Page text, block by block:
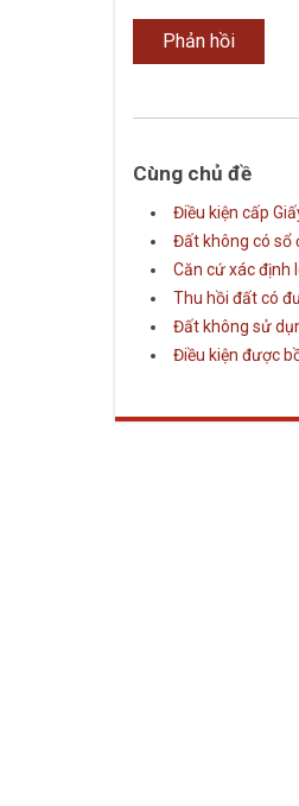
Cùng chủ đề
Điều kiện cấp
Đất không có sổ
Căn cứ xác định
Thu hồi đất có
Đất không sử
Điều kiện được